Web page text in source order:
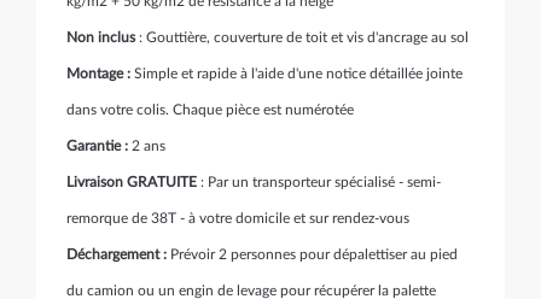
Non inclus: Gouttière, couverture de toit et vis d'ancrage au sol
Montage : Simple et rapide à l'aide d'une notice détaillée jointe
dans votre colis. Chaque pièce est numérotée
Garantie : 2 ans
Livraison GRATUITE : Par un transporteur spécialisé - semi-
remorque de 38T - à votre domicile et sur rendez-vous
Déchargement : Prévoir 2 personnes pour dépalettiser au pied
du camion ou un engin de levage pour récupérer la palette